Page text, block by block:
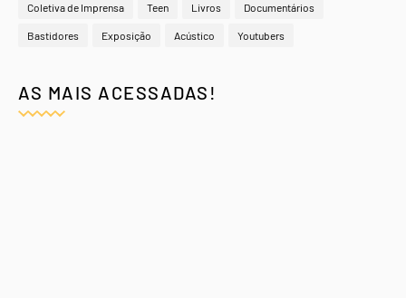
Coletiva de Imprensa Teen Livros Documentários
Bastidores Exposição Acústico Youtubers
AS MAIS ACESSADAS!